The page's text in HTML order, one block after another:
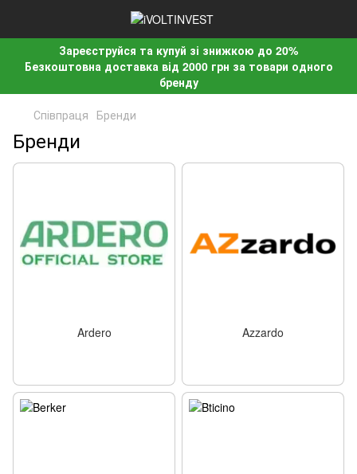
Зареєструйся та купуй зі знижкою до 20%
Безкоштовна доставка від 2000 грн за товари одного
бренду
Співпраця Бренди
Бренди
Ardero Azzardo